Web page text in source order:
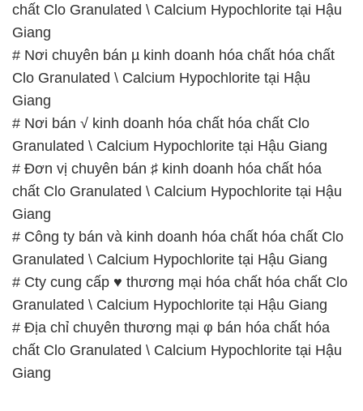
chất Clo Granulated \ Calcium Hypochlorite tại Hậu
Giang
# Nơi chuyên bán µ kinh doanh hóa chất hóa chất
Clo Granulated \ Calcium Hypochlorite tại Hậu
Giang
# Nơi bán √ kinh doanh hóa chất hóa chất Clo
Granulated \ Calcium Hypochlorite tại Hậu Giang
# Đơn vị chuyên bán ♯ kinh doanh hóa chất hóa
chất Clo Granulated \ Calcium Hypochlorite tại Hậu
Giang
# Công ty bán và kinh doanh hóa chất hóa chất Clo
Granulated \ Calcium Hypochlorite tại Hậu Giang
# Cty cung cấp ♥ thương mại hóa chất hóa chất Clo
Granulated \ Calcium Hypochlorite tại Hậu Giang
# Địa chỉ chuyên thương mại φ bán hóa chất hóa
chất Clo Granulated \ Calcium Hypochlorite tại Hậu
Giang